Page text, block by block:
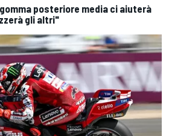
posteriore media ci aiuterà
gli altri"